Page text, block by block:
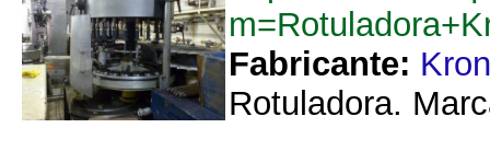
Fabricante:
Rotuladora.